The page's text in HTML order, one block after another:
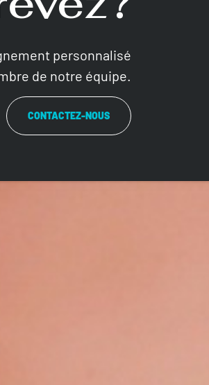
personnalisé
de notre équipe.
CONTACTEZ-NOUS